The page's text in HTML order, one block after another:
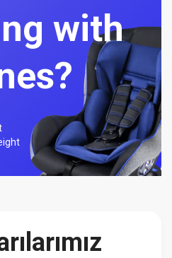
with